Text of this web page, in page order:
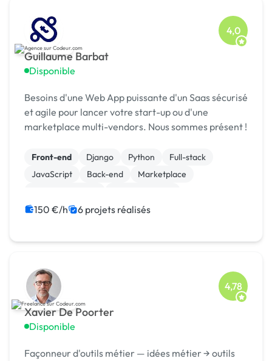
Guillaume Barbat
Disponible
4,0
Besoins d'une Web App puissante d'un Saas sécurisé
et agile pour lancer votre start-up ou d'une
marketplace multi-vendors. Nous sommes présent !
Front-end Django Python
Full-stack
JavaScript
Back-end
Marketplace
CSS, HTML, XML
150 €/h 6 projets réalisés
Xavier De Poorter
Disponible
4,78
Façonneur d'outils métier — idées métier → outils